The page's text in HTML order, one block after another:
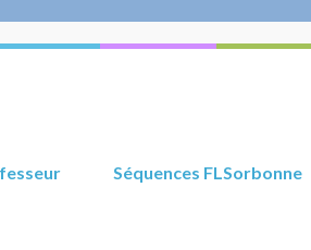
Séquences FLSorbonne